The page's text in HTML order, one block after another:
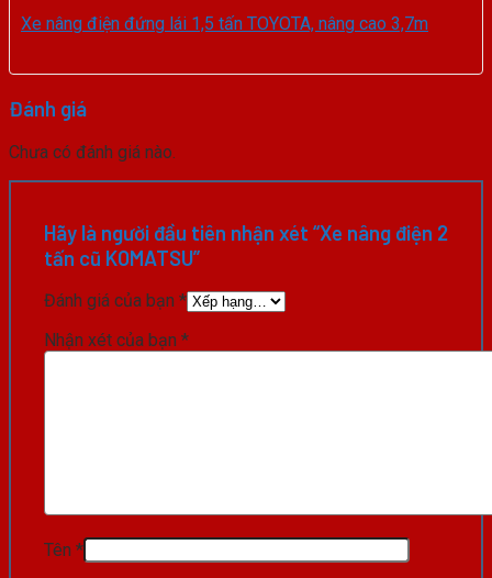
Xe nâng điện đứng lái 1,5 tấn TOYOTA, nâng cao 3,7m
Đánh giá
Chưa có đánh giá nào.
Hãy là người đầu tiên nhận xét “Xe nâng điện 2
tấn cũ KOMATSU”
Đánh giá của bạn *
Nhận xét của bạn *
Tên *